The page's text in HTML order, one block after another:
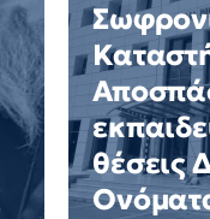
θέσεις